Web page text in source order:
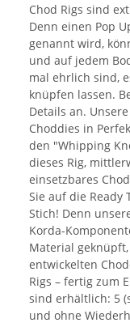
Chod Rigs sind
Denn einen Pop
genannt wird,
und auf jedem
mal ehrlich sind,
knüpfen lassen.
Details an.
Choddies in
den "Whipping
dieses Rig,
einsetzbares
Sie auf die Ready
Stich! Denn
Korda-
Material
entwickelten
Rigs – fertig zum
sind erhältlich: 5
und ohne